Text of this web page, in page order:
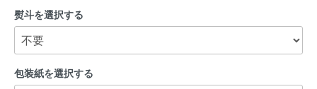
熨斗を選択する
包装紙を選択する